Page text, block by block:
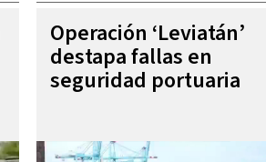
Operación ‘Leviatán’
destapa fallas en
seguridad portuaria